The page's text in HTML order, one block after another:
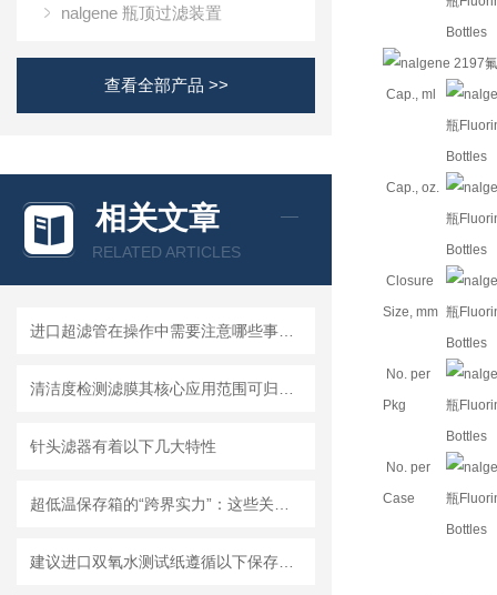
nalgene 瓶顶过滤装置
查看全部产品 >>
相关文章
RELATED ARTICLES
针头滤器有着以下几大特性
Cap., ml
Cap., oz.
Closure
Size, mm
No. per
Pkg
No. per
Case